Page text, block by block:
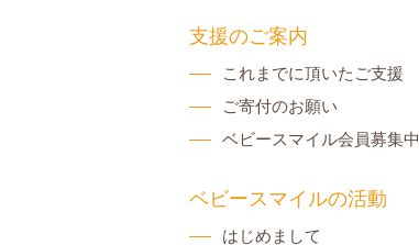
支援のご案内
これまでに頂いたご支援
ご寄付のお願い
ベビースマイル会員募集中
ベビースマイルの活動
はじめまして